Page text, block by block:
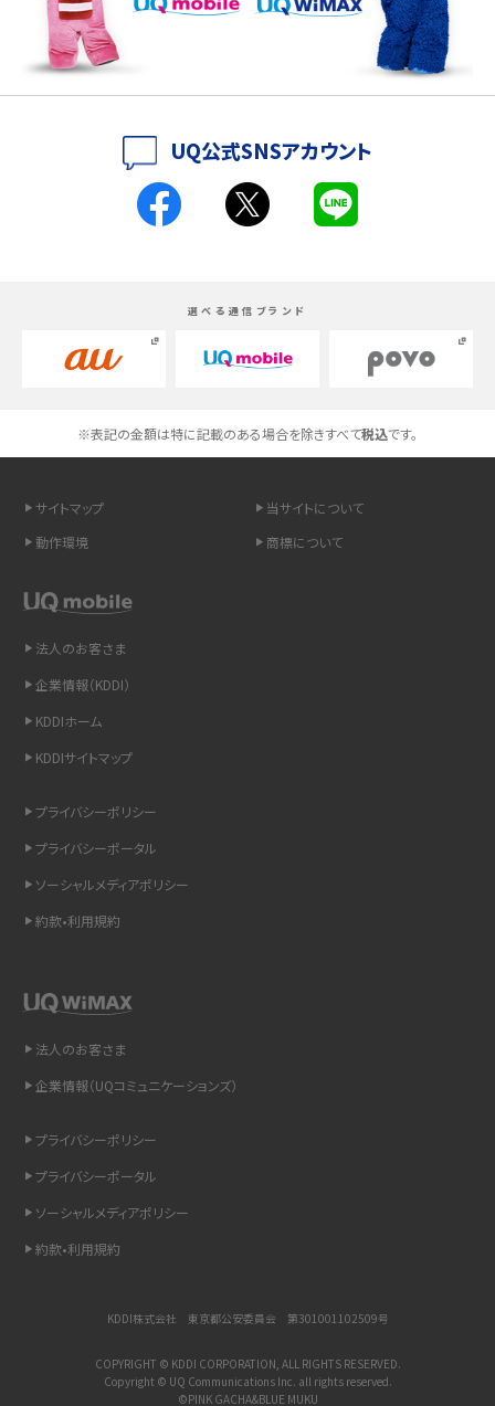
iPhone 16シリーズのモデルを比較！価格・サイズ・カメラ性能の違いを徹底解説
iPhone 16とiPhone 15の違いは？カメラ・スペック・機能を徹底比較
スマホが高い理由は？購入費用を抑える方法や端末を選ぶ時の注意点を解説！
高校生にスマホ制限は必要？所持率やメリット・デメリットを詳しく紹介
スマホのネット通信速度が遅い原因は？すぐできる対処法や見直すポイントを解
iCloudの使用容量を減らす9つの方法！使用状況の確認手順も紹介
インスタのDMの送り方は？便利機能の使い方や注意点をわかりやすく解説
Bluetooth®とは？Wi-Fiとの違いやスマホ・PCとの接続方法を解説
「iPhoneを探す」の使い方と設定方法を紹介！ブラウザやアプリから探す方法を
詳しく解説
Wi-Fiを快適に使うための速度はどれくらい？用途別の目安・回線ごとの平均を
LINEの着信音や通知音の設定・変更方法を解説！鳴らない場合の対処法も紹介
ASMRとは？意味や動画の種類、楽しみ方を紹介
UQ公式SNSアカウント
選べる通信ブランド
※表記の金額は特に記載のある場合を除きすべて税込です。
サイトマップ
当サイトについて
動作環境
商標について
法人のお客さま
企業情報（KDDI）
KDDIホーム
KDDIサイトマップ
プライバシーポリシー
プライバシーポータル
ソーシャルメディアポリシー
約款•利用規約
法人のお客さま
企業情報（UQコミュニケーションズ）
プライバシーポリシー
プライバシーポータル
ソーシャルメディアポリシー
約款•利用規約
KDDI株式会社 東京都公安委員会 第301001102509号
COPYRIGHT © KDDI CORPORATION, ALL RIGHTS RESERVED.
Copyright © UQ Communications Inc. all rights reserved.
©PINK GACHA&BLUE MUKU